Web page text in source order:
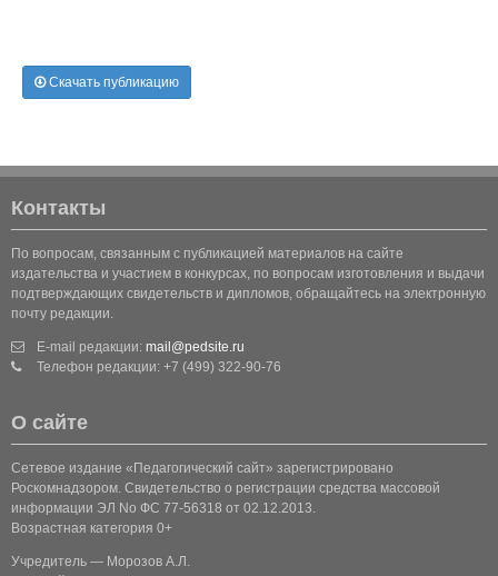
Скачать публикацию
Контакты
По вопросам, связанным с публикацией материалов на сайте
издательства и участием в конкурсах, по вопросам изготовления и выдачи
подтверждающих свидетельств и дипломов, обращайтесь на электронную
почту редакции.
E-mail редакции: mail@pedsite.ru
Телефон редакции: +7 (499) 322-90-76
О сайте
Сетевое издание «Педагогический сайт» зарегистрировано
Роскомнадзором. Свидетельство о регистрации средства массовой
информации ЭЛ No ФС 77-56318 от 02.12.2013.
Возрастная категория 0+
Учредитель — Морозов А.Л.